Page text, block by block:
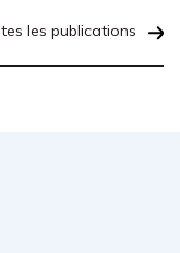
les publications